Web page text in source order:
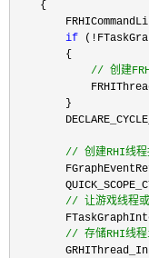
    {
if (!
        {
// 创建
        }
// 创建RHI线
// 让游戏线程
// 存储RHI线